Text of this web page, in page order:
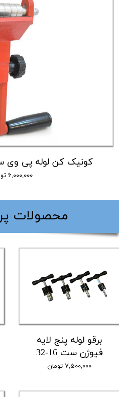
کونیک کن لوله پی وی
۶,۰۰۰,۰۰۰ تومان
برقو لوله پنج لایه
فیوژن ست 16-32
۷,۵۰۰,۰۰۰ تومان
​محصولات